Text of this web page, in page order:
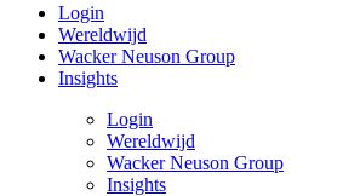
Login
Wereldwijd
Wacker Neuson Group
Insights
Login
Wereldwijd
Wacker Neuson Group
Insights